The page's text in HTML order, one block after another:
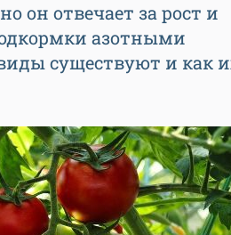
он отвечает за рост и
азотными
существуют и как